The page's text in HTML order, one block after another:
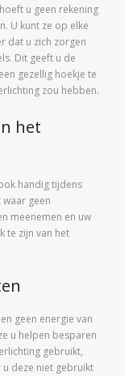
u geen rekening
U kunt ze op elke
dat u zich zorgen
Dit geeft u de
gezellig hoekje te
zou hebben.
het
handig tijdens
geen
meenemen en uw
te zijn van het
geen energie van
u helpen besparen
gebruikt,
deze niet gebruikt